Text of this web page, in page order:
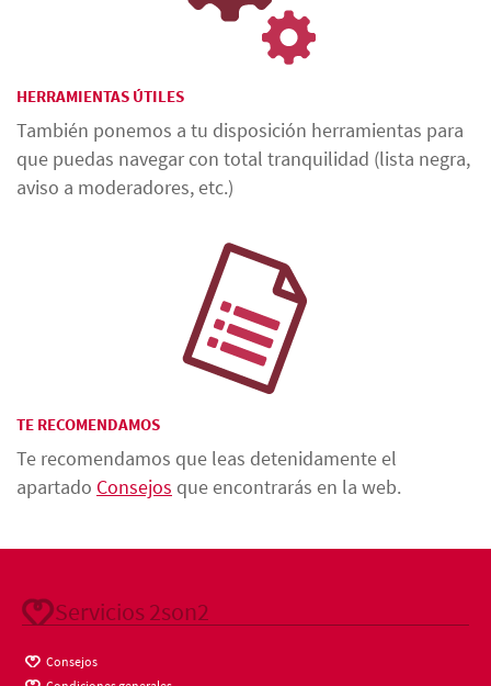
HERRAMIENTAS ÚTILES
También ponemos a tu disposición herramientas para
que puedas navegar con total tranquilidad (lista negra,
aviso a moderadores, etc.)
TE RECOMENDAMOS
Te recomendamos que leas detenidamente el
apartado Consejos que encontrarás en la web.
Servicios 2son2
Consejos